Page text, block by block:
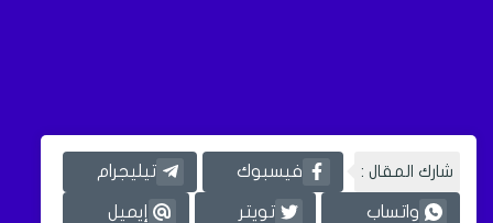
شارك المقال : فيسبوك تيليجرام
واتساب تويتر إيميل